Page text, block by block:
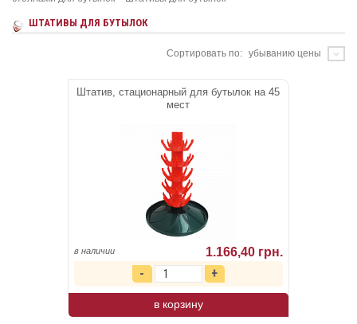
ШТАТИВЫ ДЛЯ БУТЫЛОК
Сортировать по: убыванию цены
Штатив, стационарный для бутылок на 45
мест
в наличии 1.166,40 грн.
в корзину